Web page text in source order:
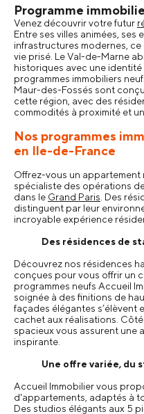
Programme
Venez découvrir votre futur
Entre ses villes animées, ses
infrastructures modernes,
vie prisé. Le Val-de-Marne
historiques avec une
programmes immobiliers
Maur-des-Fossés sont
cette région, avec des
commodités à proximité et
Nos programmes
en Ile-de-France
Offrez-vous un appartement
spécialiste des opérations
dans le Grand Paris . Des
distinguent par leur
incroyable expérience
Des résidences de
Découvrez nos résidences
conçues pour vous offrir un
programmes neufs Accueil
soignée à des finitions de
façades élégantes s’élèvent
cachet aux réalisations.
spacieux vous assurent une
inspirante.
Une offre variée, du
Accueil Immobilier vous
d'appartements, adaptés à
Des studios élégants aux 5